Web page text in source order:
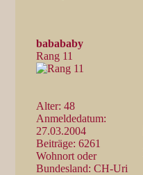
babababy
Rang 11
Alter: 48
Anmeldedatum:
27.03.2004
Beiträge: 6261
Wohnort oder
Bundesland: CH-Uri